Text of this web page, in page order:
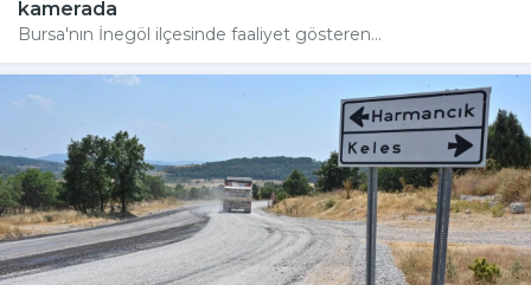
kamerada
Bursa'nın İnegöl ilçesinde faaliyet gösteren...